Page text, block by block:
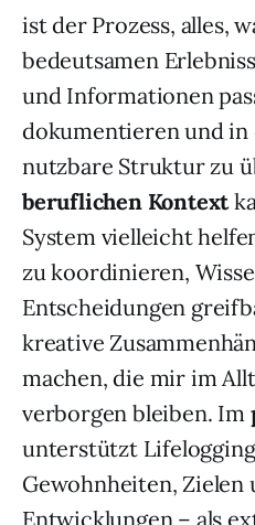
ist der Prozess, alles,
bedeutsamen
und Informationen
dokumentieren und
nutzbare Struktur zu
beruflichen Kontext
System vielleicht
zu koordinieren,
Entscheidungen
kreative
machen, die mir im
verborgen bleiben. Im
unterstützt
Gewohnheiten, Zielen
Entwicklungen – als